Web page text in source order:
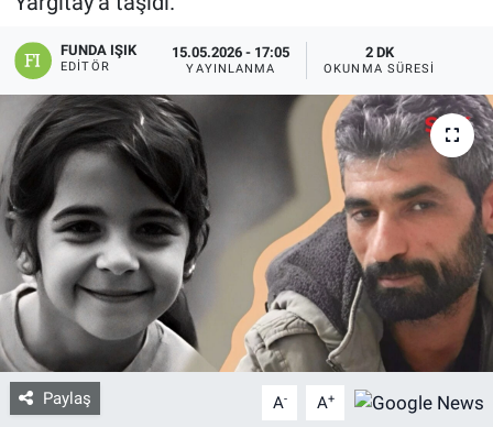
FUNDA IŞIK
EDITÖR
15.05.2026 - 17:05
YAYINLANMA
2 DK
OKUNMA SÜRESI
Paylaş A- A+
İLAN
Bize ulaşın
İletişim/Künye
Yaşam
Gözden Kaçmasın
İletişim (Künye)